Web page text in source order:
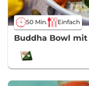
50 Min. Einfach
Buddha Bowl